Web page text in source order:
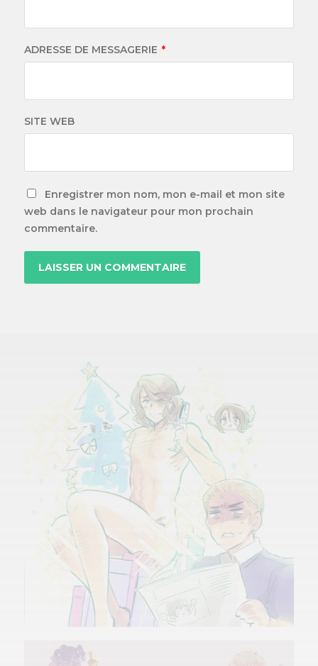
ADRESSE DE MESSAGERIE *
SITE WEB
Enregistrer mon nom, mon e-mail et mon site
web dans le navigateur pour mon prochain
commentaire.